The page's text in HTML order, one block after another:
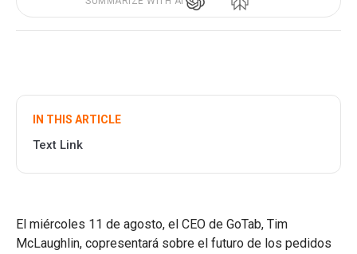
IN THIS ARTICLE
Text Link
El miércoles 11 de agosto, el CEO de GoTab, Tim
McLaughlin, copresentará sobre el futuro de los pedidos